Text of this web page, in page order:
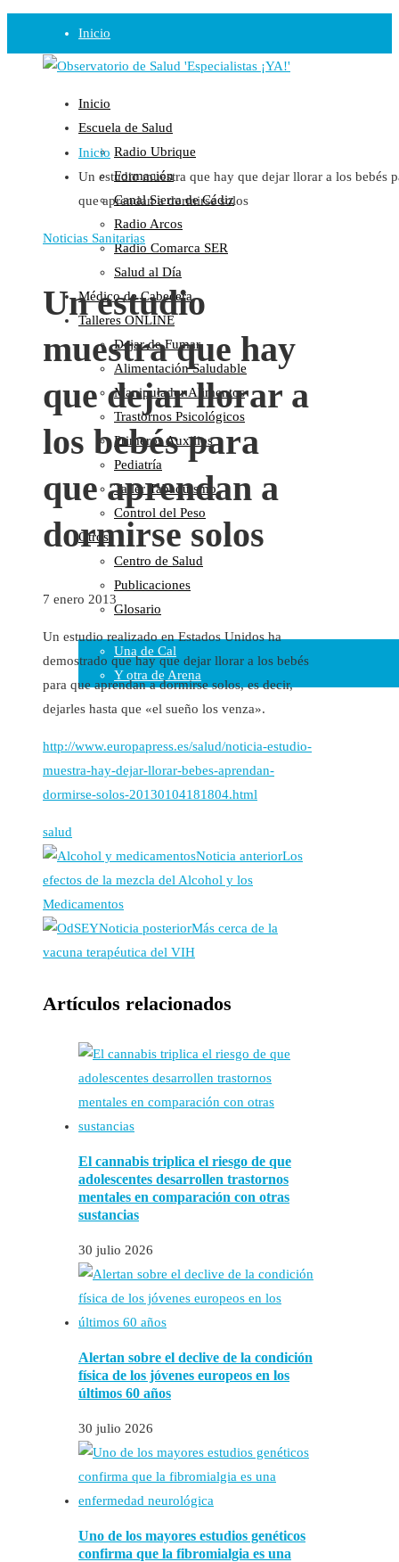
Inicio
Observatorio
Opinión
Radio
Guadalinfo Salud
Radio Guadalete
COPE Pontevedra
Salud en Radio Ubrique
Salud en Verano
Plataforma
Manifiestos
Comunicados
En nuestra Web
Colaboraciones
Cartas al Director
Medios de Comunicación
Otros
Vídeos
Audio
Cara Oscura Sanidad
Humor
Cal y Arena
Una de Cal
Y otra de Arena
Noticias Sanitarias
Enlaces
Newsletter
Inicio
Escuela de Salud
Radio Ubrique
Formación
Canal Sierra de Cádiz
Radio Arcos
Radio Comarca SER
Salud al Día
Médico de Cabecera
Talleres ONLINE
Dejar de Fumar
Alimentación Saludable
Manipulador Alimentos
Trastornos Psicológicos
Primeros Auxilios
Pediatría
Taller Tabaquismo
Control del Peso
Otros
Centro de Salud
Publicaciones
Glosario
Inicio
Un estudio muestra que hay que dejar llorar a los bebés
que aprendan a dormirse solos
Noticias Sanitarias
Un estudio
muestra que hay
que dejar llorar a
los bebés para
que aprendan a
dormirse solos
7 enero 2013
Un estudio realizado en Estados Unidos ha
demostrado que hay que dejar llorar a los bebés
para que aprendan a dormirse solos, es decir,
dejarles hasta que «el sueño los venza».
http://www.europapress.es/salud/noticia-estudio-
muestra-hay-dejar-llorar-bebes-aprendan-
dormirse-solos-20130104181804.html
salud
Noticia anteriorLos
efectos de la mezcla del Alcohol y los
Medicamentos
Noticia posteriorMás cerca de la
vacuna terapéutica del VIH
Artículos relacionados
El cannabis triplica el riesgo de que
adolescentes desarrollen trastornos
mentales en comparación con otras
sustancias
30 julio 2026
Alertan sobre el declive de la condición
física de los jóvenes europeos en los
últimos 60 años
30 julio 2026
Uno de los mayores estudios genéticos
confirma que la fibromialgia es una